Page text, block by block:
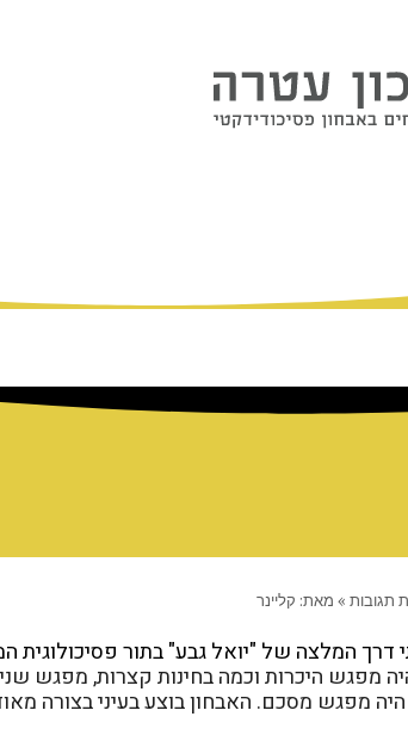
תגובות » מאת: קליינר
המלצה של "יואל גבע" בתור פסיכולוגית
מפגש היכרות וכמה בחינות קצרות, מפגש שני
מפגש מסכם. האבחון בוצע בעיני בצורה